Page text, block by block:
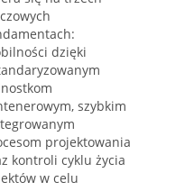
dzięki
szybkim
projektowania
kontroli cyklu życia
w celu